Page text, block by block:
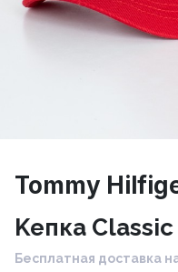
Tommy
Kепка
Бесплатная доставка